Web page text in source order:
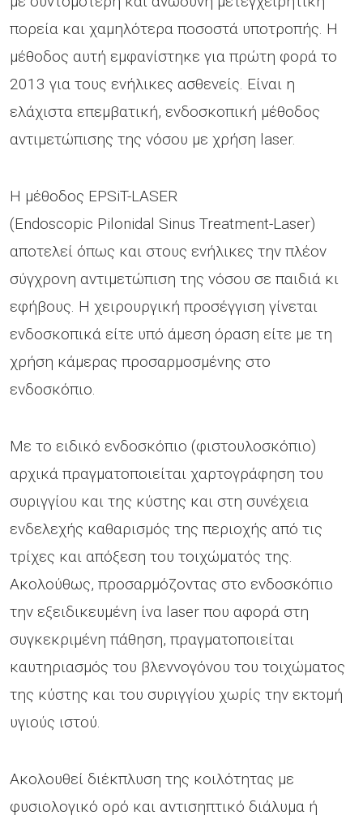
πορεία και χαμηλότερα ποσοστά υποτροπής. Η
μέθοδος αυτή εμφανίστηκε για πρώτη φορά το
2013 για τους ενήλικες ασθενείς. Είναι η
ελάχιστα επεμβατική, ενδοσκοπική μέθοδος
αντιμετώπισης της νόσου με χρήση laser.
Η μέθοδος EPSiT-LASER
(Endoscopic Pilonidal Sinus Treatment-Laser)
αποτελεί όπως και στους ενήλικες την πλέον
σύγχρονη αντιμετώπιση της νόσου σε παιδιά κι
εφήβους. Η χειρουργική προσέγγιση γίνεται
ενδοσκοπικά είτε υπό άμεση όραση είτε με τη
χρήση κάμερας προσαρμοσμένης στο
ενδοσκόπιο.
Με το ειδικό ενδοσκόπιο (φιστουλοσκόπιο)
αρχικά πραγματοποιείται χαρτογράφηση του
συριγγίου και της κύστης και στη συνέχεια
ενδελεχής καθαρισμός της περιοχής από τις
τρίχες και απόξεση του τοιχώματός της.
Ακολούθως, προσαρμόζοντας στο ενδοσκόπιο
την εξειδικευμένη ίνα laser που αφορά στη
συγκεκριμένη πάθηση, πραγματοποιείται
καυτηριασμός του βλεννογόνου του τοιχώματος
της κύστης και του συριγγίου χωρίς την εκτομή
υγιούς ιστού.
Ακολουθεί διέκπλυση της κοιλότητας με
φυσιολογικό ορό και αντισηπτικό διάλυμα ή